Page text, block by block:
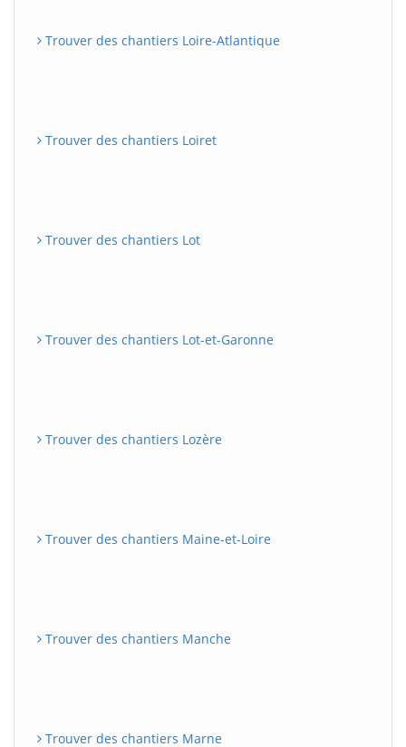
Trouver des chantiers Loire-Atlantique
Trouver des chantiers Loiret
Trouver des chantiers Lot
Trouver des chantiers Lot-et-Garonne
Trouver des chantiers Lozère
Trouver des chantiers Maine-et-Loire
Trouver des chantiers Manche
Trouver des chantiers Marne